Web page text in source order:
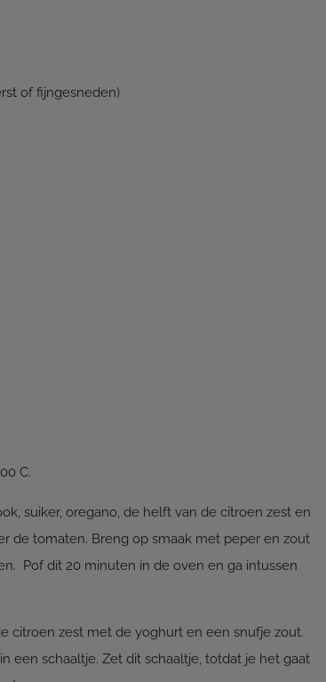
of fijngesneden)
C.
suiker, oregano, de helft van de citroen zest en
de tomaten. Breng op smaak met peper en zout
Pof dit 20 minuten in de oven en ga intussen
citroen zest met de yoghurt en een snufje zout.
een schaaltje. Zet dit schaaltje, totdat je het gaat